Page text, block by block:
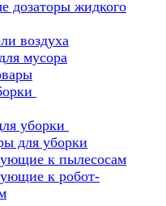
дозаторы жидкого
воздуха
мусора
уборки
для уборки
к пылесосам
к робот-